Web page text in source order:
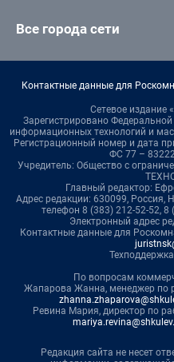
Все города сети
Контактные данные для
Сетевое издание
Зарегистрировано
информационных технологий и
Регистрационный номер и дата
ФС 77 –
Учредитель: Общество с
Главный редактор:
Адрес редакции: 630099, Россия,
телефон 8 (383) 212-52-52, 8
Электронный адрес
Контактные данные для
По вопросам
Жапарова Жанна, менеджер по
Ревина Мария, директор по
Редакция сайта не несет